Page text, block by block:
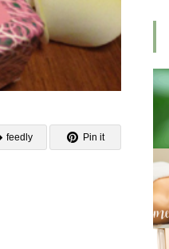
とうございます！
feedly Pin it